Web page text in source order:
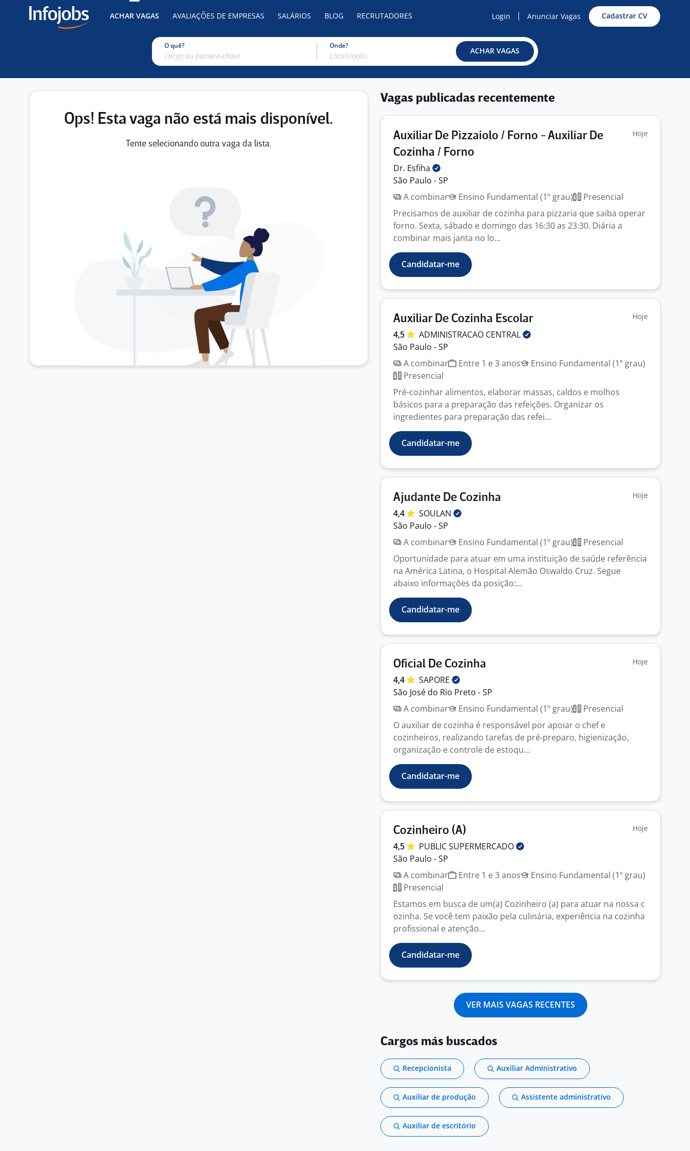
ACHAR VAGAS AVALIAÇÕES DE EMPRESAS SALÁRIOS BLOG RECRUTADORES Login Anunciar Vagas Cadastrar CV
O quê? Onde?
ACHAR VAGAS
Ops! Esta vaga não está mais disponível.
Tente selecionando outra vaga da lista.
Vagas publicadas recentemente
Auxiliar De Pizzaiolo / Forno - Auxiliar De
Cozinha / Forno
Hoje
Dr. Esfiha
São Paulo - SP
A combinar
Ensino Fundamental (1º grau)
Presencial
Precisamos de auxiliar de cozinha para pizzaria que saiba operar
forno. Sexta, sábado e domingo das 16:30 as 23:30. Diária a
combinar mais janta no lo...
Candidatar-me
Auxiliar De Cozinha Escolar Hoje
4,5 ADMINISTRACAO CENTRAL
São Paulo - SP
A combinar
Entre 1 e 3 anos
Ensino Fundamental (1º grau)
Presencial
Pré-cozinhar alimentos, elaborar massas, caldos e molhos
básicos para a preparação das refeições. Organizar os
ingredientes para preparação das refei...
Candidatar-me
Ajudante De Cozinha Hoje
4,4
SOULAN
São Paulo - SP
A combinar
Ensino Fundamental (1º grau)
Presencial
Oportunidade para atuar em uma instituição de saúde referência
na América Latina, o Hospital Alemão Oswaldo Cruz. Segue
abaixo informações da posição:...
Candidatar-me
Oficial De Cozinha Hoje
4,4
SAPORE
São José do Rio Preto - SP
A combinar
Ensino Fundamental (1º grau)
Presencial
O auxiliar de cozinha é responsável por apoiar o chef e
cozinheiros, realizando tarefas de pré-preparo, higienização,
organização e controle de estoqu...
Candidatar-me
Cozinheiro (A) Hoje
4,5 PUBLICSUPERMERCADO
São Paulo - SP
A combinar
Entre 1 e 3 anos
Ensino Fundamental (1º grau)
Presencial
Estamos em busca de um(a) Cozinheiro (a) para atuar na nossa c
ozinha. Se você tem paixão pela culinária, experiência na cozinha
profissional e atenção...
Candidatar-me
VER MAIS VAGAS RECENTES
Cargos más buscados
Recepcionista Auxiliar Administrativo
Auxiliar de produção Assistente administrativo
Auxiliar de escritório